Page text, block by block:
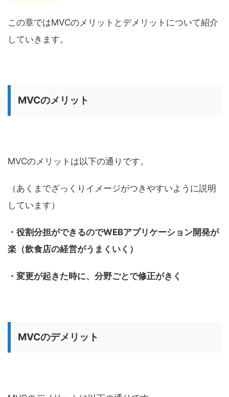
この章ではMVCのメリットとデメリットについて紹介
していきます。
MVCのメリット
MVCのメリットは以下の通りです。
（あくまでざっくりイメージがつきやすいように説明
しています）
・役割分担ができるのでWEBアプリケーション開発が
楽（飲食店の経営がうまくいく）
・変更が起きた時に、分野ごとで修正がきく
MVCのデメリット